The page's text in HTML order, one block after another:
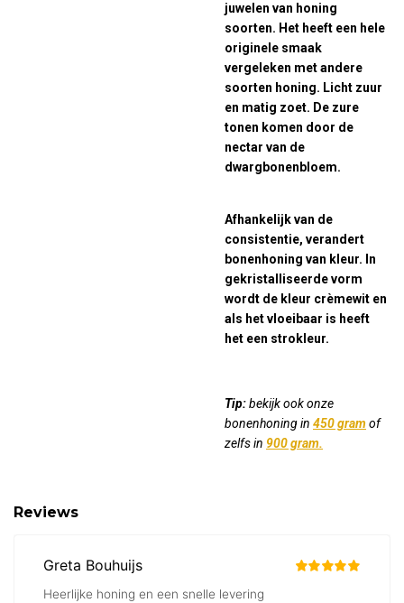
juwelen van honing
soorten. Het heeft een hele
originele smaak
vergeleken met andere
soorten honing. Licht zuur
en matig zoet. De zure
tonen komen door de
nectar van de
dwargbonenbloem.
Afhankelijk van de
consistentie, verandert
bonenhoning van kleur. In
gekristalliseerde vorm
wordt de kleur crèmewit en
als het vloeibaar is heeft
het een strokleur.
Tip:bekijk ook onze
bonenhoning in 450 gramof
zelfs in 900 gram.
Reviews